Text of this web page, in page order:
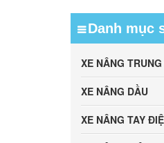
Danh mục
XE NÂNG
XE NÂNG DẦU
XE NÂNG TAY